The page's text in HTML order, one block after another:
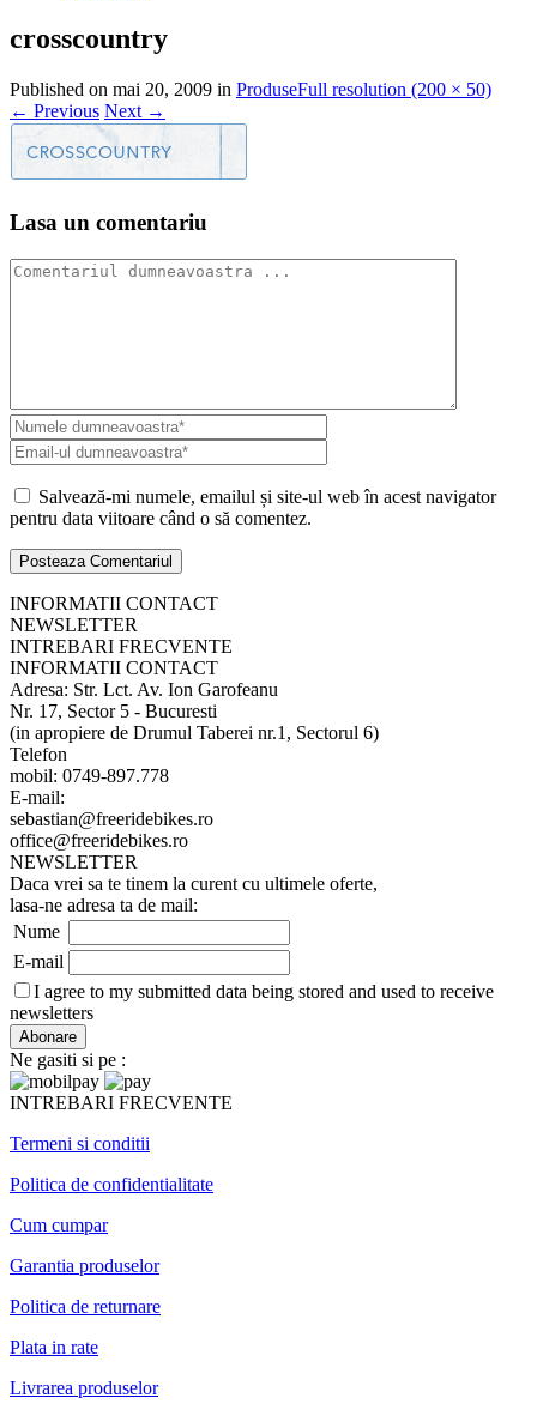
crosscountry
Published on mai 20, 2009 in ProduseFull resolution (200 × 50)
← Previous Next →
Lasa un comentariu
Salvează-mi numele, emailul și site-ul web în acest navigator
pentru data viitoare când o să comentez.
INFORMATII CONTACT
NEWSLETTER
INTREBARI FRECVENTE
INFORMATII CONTACT
Adresa: Str. Lct. Av. Ion Garofeanu
Nr. 17, Sector 5 - Bucuresti
(in apropiere de Drumul Taberei nr.1, Sectorul 6)
Telefon
mobil: 0749-897.778
E-mail:
sebastian@freeridebikes.ro
office@freeridebikes.ro
NEWSLETTER
Daca vrei sa te tinem la curent cu ultimele oferte,
lasa-ne adresa ta de mail:
Nume
E-mail
I agree to my submitted data being stored and used to receive
newsletters
Ne gasiti si pe :
INTREBARI FRECVENTE
Termeni si conditii
Politica de confidentialitate
Cum cumpar
Garantia produselor
Politica de returnare
Plata in rate
Livrarea produselor